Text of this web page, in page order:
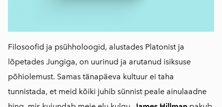
Filosoofid ja psühholoogid, alustades Platonist ja
lõpetades Jungiga, on uurinud ja arutanud isiksuse
põhiolemust. Samas tänapäeva kultuur ei taha
tunnistada, et meid kõiki juhib sünnist peale ainulaadne